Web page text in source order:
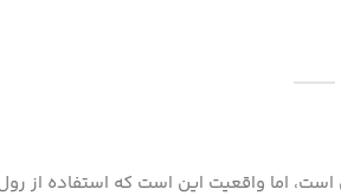
اما واقعیت این است که استفاده از